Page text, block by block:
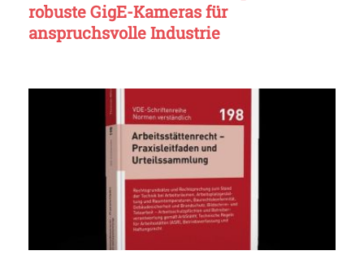
robuste GigE-Kameras für
anspruchsvolle Industrie